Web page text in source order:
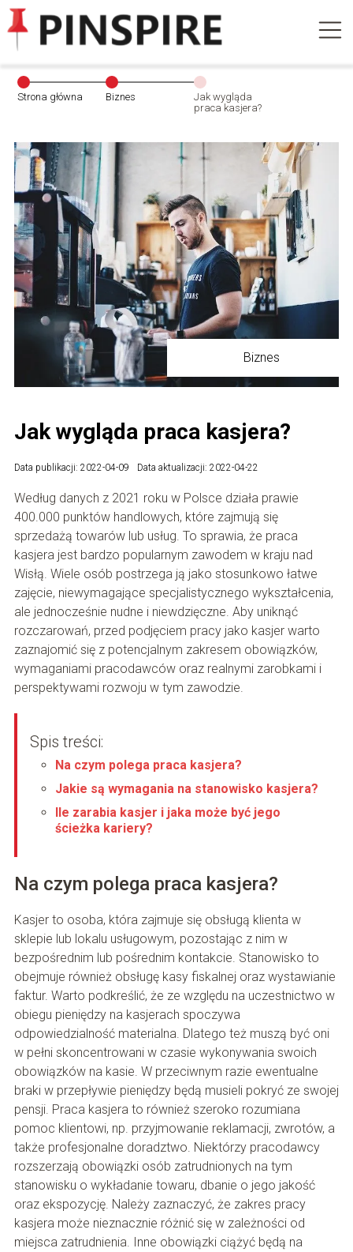
Strona główna Biznes
Jak wygląda
praca kasjera?
Biznes
Jak wygląda praca kasjera?
Data publikacji: 2022-04-09 Data aktualizacji: 2022-04-22
Według danych z 2021 roku w Polsce działa prawie
400.000 punktów handlowych, które zajmują się
sprzedażą towarów lub usług. To sprawia, że praca
kasjera jest bardzo popularnym zawodem w kraju nad
Wisłą. Wiele osób postrzega ją jako stosunkowo łatwe
zajęcie, niewymagające specjalistycznego wykształcenia,
ale jednocześnie nudne i niewdzięczne. Aby uniknąć
rozczarowań, przed podjęciem pracy jako kasjer warto
zaznajomić się z potencjalnym zakresem obowiązków,
wymaganiami pracodawców oraz realnymi zarobkami i
perspektywami rozwoju w tym zawodzie.
Spis treści:
Na czym polega praca kasjera?
Jakie są wymagania na stanowisko kasjera?
Ile zarabia kasjer i jaka może być jego
ścieżka kariery?
Na czym polega praca kasjera?
Kasjer to osoba, która zajmuje się obsługą klienta w
sklepie lub lokalu usługowym, pozostając z nim w
bezpośrednim lub pośrednim kontakcie. Stanowisko to
obejmuje również obsługę kasy fiskalnej oraz wystawianie
faktur. Warto podkreślić, że ze względu na uczestnictwo w
obiegu pieniędzy na kasjerach spoczywa
odpowiedzialność materialna. Dlatego też muszą być oni
w pełni skoncentrowani w czasie wykonywania swoich
obowiązków na kasie. W przeciwnym razie ewentualne
braki w przepływie pieniędzy będą musieli pokryć ze swojej
pensji. Praca kasjera to również szeroko rozumiana
pomoc klientowi, np. przyjmowanie reklamacji, zwrotów, a
także profesjonalne doradztwo. Niektórzy pracodawcy
rozszerzają obowiązki osób zatrudnionych na tym
stanowisku o wykładanie towaru, dbanie o jego jakość
oraz ekspozycję. Należy zaznaczyć, że zakres pracy
kasjera może nieznacznie różnić się w zależności od
miejsca zatrudnienia. Inne obowiązki ciążyć będą na